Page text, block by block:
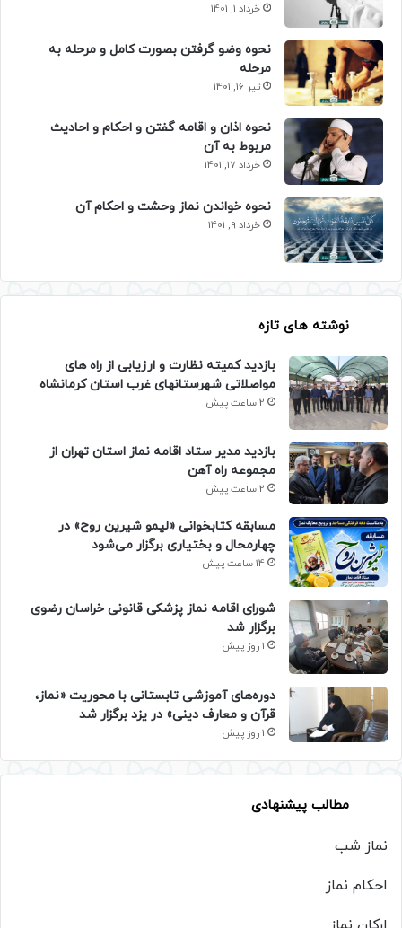
خرداد 1, 1401
نحوه وضو گرفتن بصورت کامل و مرحله به
مرحله
تیر 16, 1401
نحوه اذان و اقامه گفتن و احکام و احادیث
مربوط به آن
خرداد 17, 1401
نحوه خواندن نماز وحشت و احکام آن
خرداد 9, 1401
نوشته های تازه
بازدید کمیته نظارت و ارزیابی از راه های
مواصلاتی شهرستانهای غرب استان کرمانشاه
2 ساعت پیش
بازدید مدیر ستاد اقامه نماز استان تهران از
مجموعه راه آهن
2 ساعت پیش
مسابقه کتابخوانی «لیمو شیرین روح» در
چهارمحال و بختیاری برگزار می‌شود
14 ساعت پیش
شورای اقامه نماز پزشکی قانونی خراسان رضوی
برگزار شد
1 روز پیش
دوره‌های آموزشی تابستانی با محوریت «نماز،
قرآن و معارف دینی» در یزد برگزار شد
1 روز پیش
مطالب پیشنهادی
نماز شب
احکام نماز